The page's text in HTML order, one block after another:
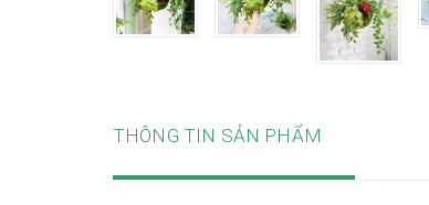
THÔNG TIN SẢN PHẨM